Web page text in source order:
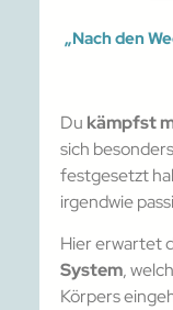
„Nach den
Du kämpfst
sich
festgesetzt
irgendwie
Hier erwartet
System,
Körpers